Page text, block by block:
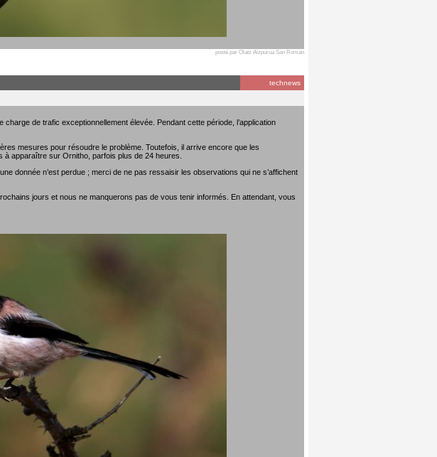
posté par Olatz Aizpurua San Roman
technews
de trafic exceptionnellement élevée. Pendant cette période, l’application
mesures pour résoudre le problème. Toutefois, il arrive encore que les
apparaître sur Ornitho, parfois plus de 24 heures.
donnée n’est perdue ; merci de ne pas ressaisir les observations qui ne s’affichent
jours et nous ne manquerons pas de vous tenir informés. En attendant, vous